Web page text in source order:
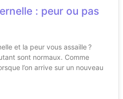
: peur ou pas
et la peur vous assaille ?
sont normaux. Comme
l’on arrive sur un nouveau